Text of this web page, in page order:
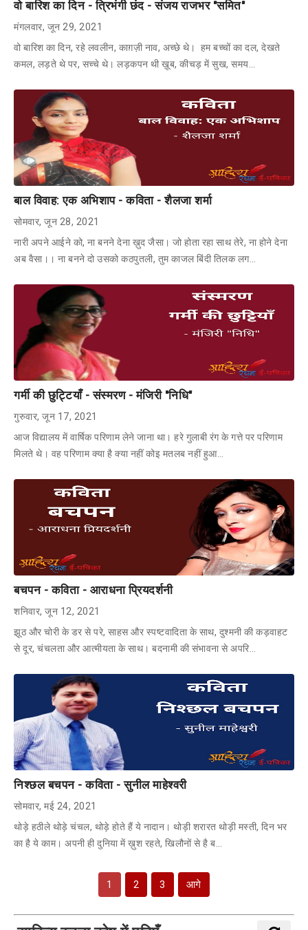
वो बारिश का दिन - त्रिभंगी छंद - संजय राजभर "समित"
मंगलवार, जून 29, 2021
वो बारिश का दिन, रहे लवलीन, काग़ज़ी नाव, अच्छे थे। हम बच्चों का दल, देखते
कमल, लड़ते थे पर, सच्चे थे। लड़कपन थी ख़ूब, कीचड़ में सुख, समय…
बाल विवाह: एक अभिशाप - कविता - शैलजा शर्मा
सोमवार, जून 28, 2021
नारी अपने आईने को, ना बनने देना ख़ुद जैसा। जो होता रहा साथ तेरे, ना होने देना
अब वैसा।। ना बनने दो उसको कठपुतली, तुम काजल बिंदी तिलक लग…
गर्मी की छुट्टियाँ - संस्मरण - मंजिरी "निधि"
गुरुवार, जून 17, 2021
आज विद्यालय में वार्षिक परिणाम लेने जाना था। हरे गुलाबी रंग के गत्ते पर परिणाम
मिलते थे। वह परिणाम क्या है क्या नहीं कोइ मतलब नहीं हुआ…
बचपन - कविता - आराधना प्रियदर्शनी
शनिवार, जून 12, 2021
झूठ और चोरी के डर से परे, साहस और स्पष्टवादिता के साथ, दुश्मनी की कड़वाहट
से दूर, चंचलता और आत्मीयता के साथ। बदनामी की संभावना से अपरि…
निश्छल बचपन - कविता - सुनील माहेश्वरी
सोमवार, मई 24, 2021
थोड़े हठीले थोड़े चंचल, थोड़े होते हैं ये नादान। थोड़ी शरारत थोड़ी मस्ती, दिन भर
का है ये काम। अपनी ही दुनिया में ख़ुश रहते, खिलौनों से है ब…
1 2 3 आगे